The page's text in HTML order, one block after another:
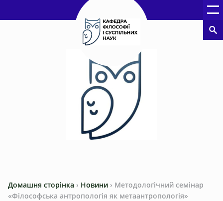
Домашня сторінка › Новини › Методологічний семінар
«Філософська антропологія як метаантропологія»